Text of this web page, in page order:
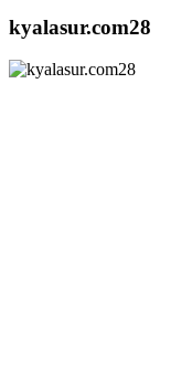
kyalasur.com28